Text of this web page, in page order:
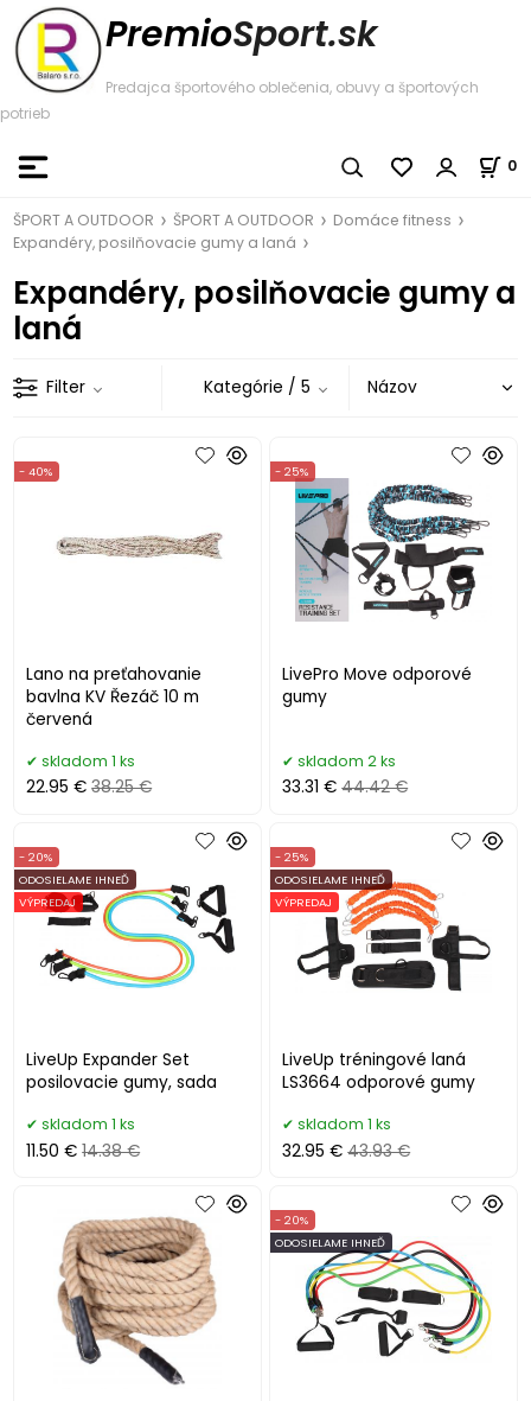
PremioSport.sk
Predajca športového oblečenia, obuvy a športových
potrieb
0
ŠPORT A OUTDOOR ŠPORT A OUTDOOR
Domáce fitness
Expandéry, posilňovacie gumy a laná
Expandéry, posilňovacie gumy a
laná
Filter Kategórie / 5
Lano na preťahovanie
bavlna KV Řezáč 10 m
červená
- 40%
skladom 1 ks
22.95 € 38.25 €
LivePro Move odporové
gumy
- 25%
skladom 2 ks
33.31 € 44.42 €
LiveUp Expander Set
posilovacie gumy, sada
- 20%
ODOSIELAME IHNEĎ
VÝPREDAJ
skladom 1 ks
11.50 € 14.38 €
LiveUp tréningové laná
LS3664 odporové gumy
- 25%
ODOSIELAME IHNEĎ
VÝPREDAJ
skladom 1 ks
32.95 € 43.93 €
- 20%
ODOSIELAME IHNEĎ